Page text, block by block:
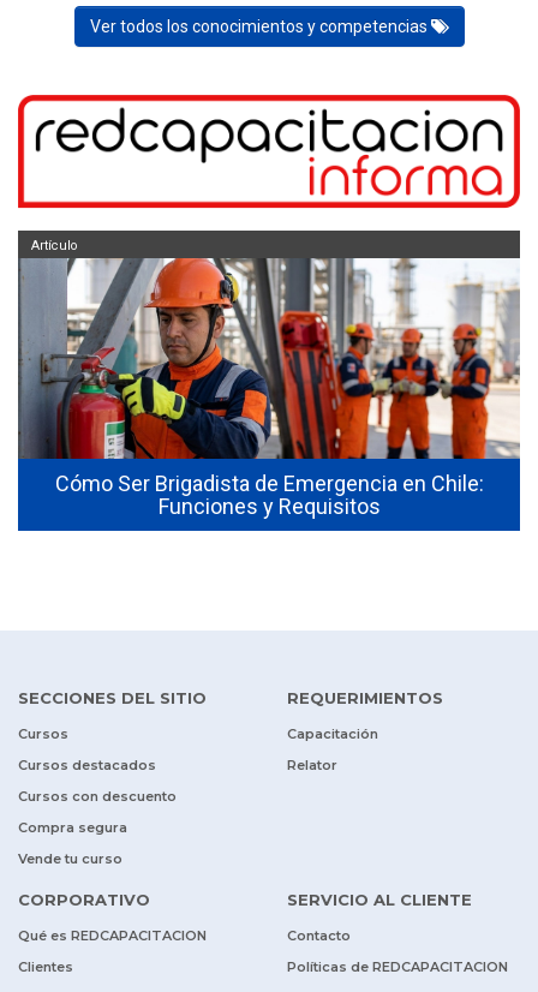
Ver todos los conocimientos y competencias
Cómo Ser Brigadista de Emergencia en Chile:
Funciones y Requisitos
Artículo
SECCIONES DEL SITIO
Cursos
Cursos destacados
Cursos con descuento
Compra segura
Vende tu curso
REQUERIMIENTOS
Capacitación
Relator
CORPORATIVO
Qué es REDCAPACITACION
Clientes
SERVICIO AL CLIENTE
Contacto
Políticas de REDCAPACITACION